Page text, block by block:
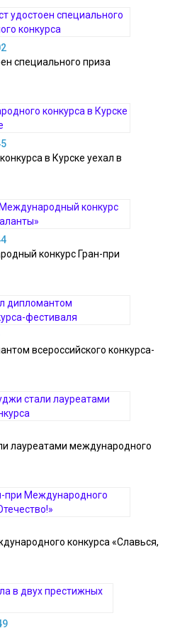
специального приза
в Курске уехал в
конкурс Гран-при
всероссийского конкурса-
лауреатами международного
конкурса «Славься,